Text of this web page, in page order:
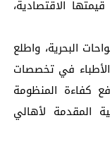
الاقتصادية،
البحرية، واطلع
الأطباء في تخصصات
كفاءة المنظومة
المقدمة لأهالي